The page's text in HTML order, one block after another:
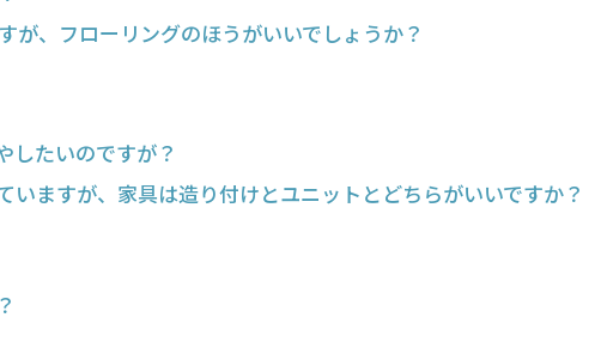
、フローリングのほうがいいでしょうか？
たいのですが？
ますが、家具は造り付けとユニットとどちらがいいですか？